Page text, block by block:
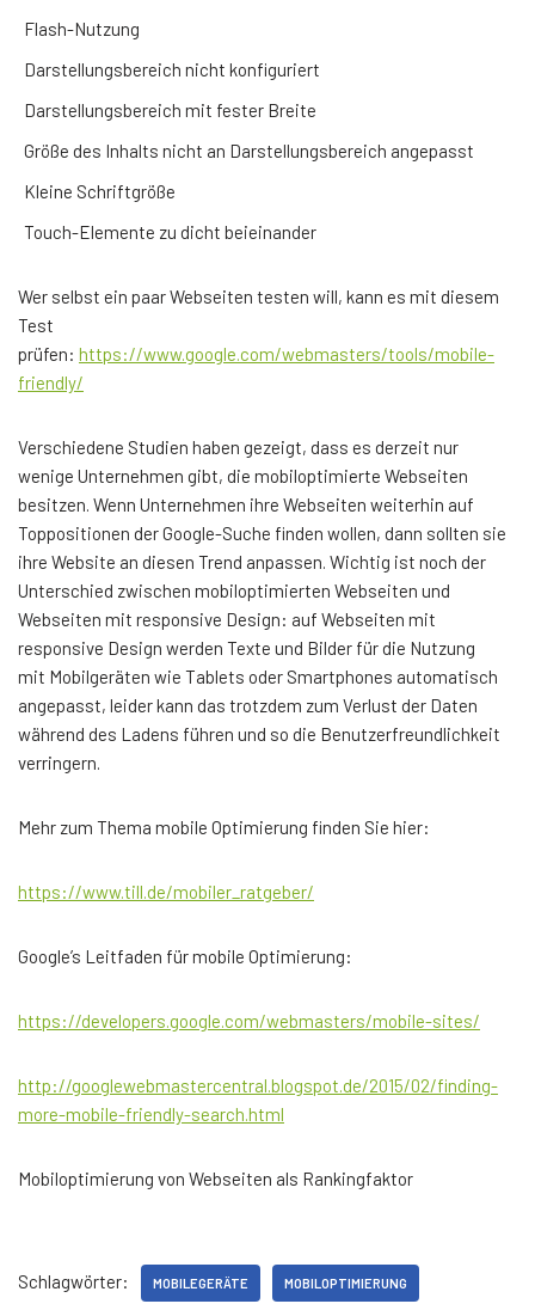
Flash-Nutzung
Darstellungsbereich nicht konfiguriert
Darstellungsbereich mit fester Breite
Größe des Inhalts nicht an Darstellungsbereich angepasst
Kleine Schriftgröße
Touch-Elemente zu dicht beieinander
Wer selbst ein paar Webseiten testen will, kann es mit diesem
Test
prüfen: https://www.google.com/webmasters/tools/mobile-
friendly/
Verschiedene Studien haben gezeigt, dass es derzeit nur
wenige Unternehmen gibt, die mobiloptimierte Webseiten
besitzen. Wenn Unternehmen ihre Webseiten weiterhin auf
Toppositionen der Google-Suche finden wollen, dann sollten sie
ihre Website an diesen Trend anpassen. Wichtig ist noch der
Unterschied zwischen mobiloptimierten Webseiten und
Webseiten mit responsive Design: auf Webseiten mit
responsive Design werden Texte und Bilder für die Nutzung
mit Mobilgeräten wie Tablets oder Smartphones automatisch
angepasst, leider kann das trotzdem zum Verlust der Daten
während des Ladens führen und so die Benutzerfreundlichkeit
verringern.
Mehr zum Thema mobile Optimierung finden Sie hier:
https://www.till.de/mobiler_ratgeber/
Google’s Leitfaden für mobile Optimierung:
https://developers.google.com/webmasters/mobile-sites/
http://googlewebmastercentral.blogspot.de/2015/02/finding-
more-mobile-friendly-search.html
Mobiloptimierung von Webseiten als Rankingfaktor
Schlagwörter: MOBILEGERÄTE MOBILOPTIMIERUNG